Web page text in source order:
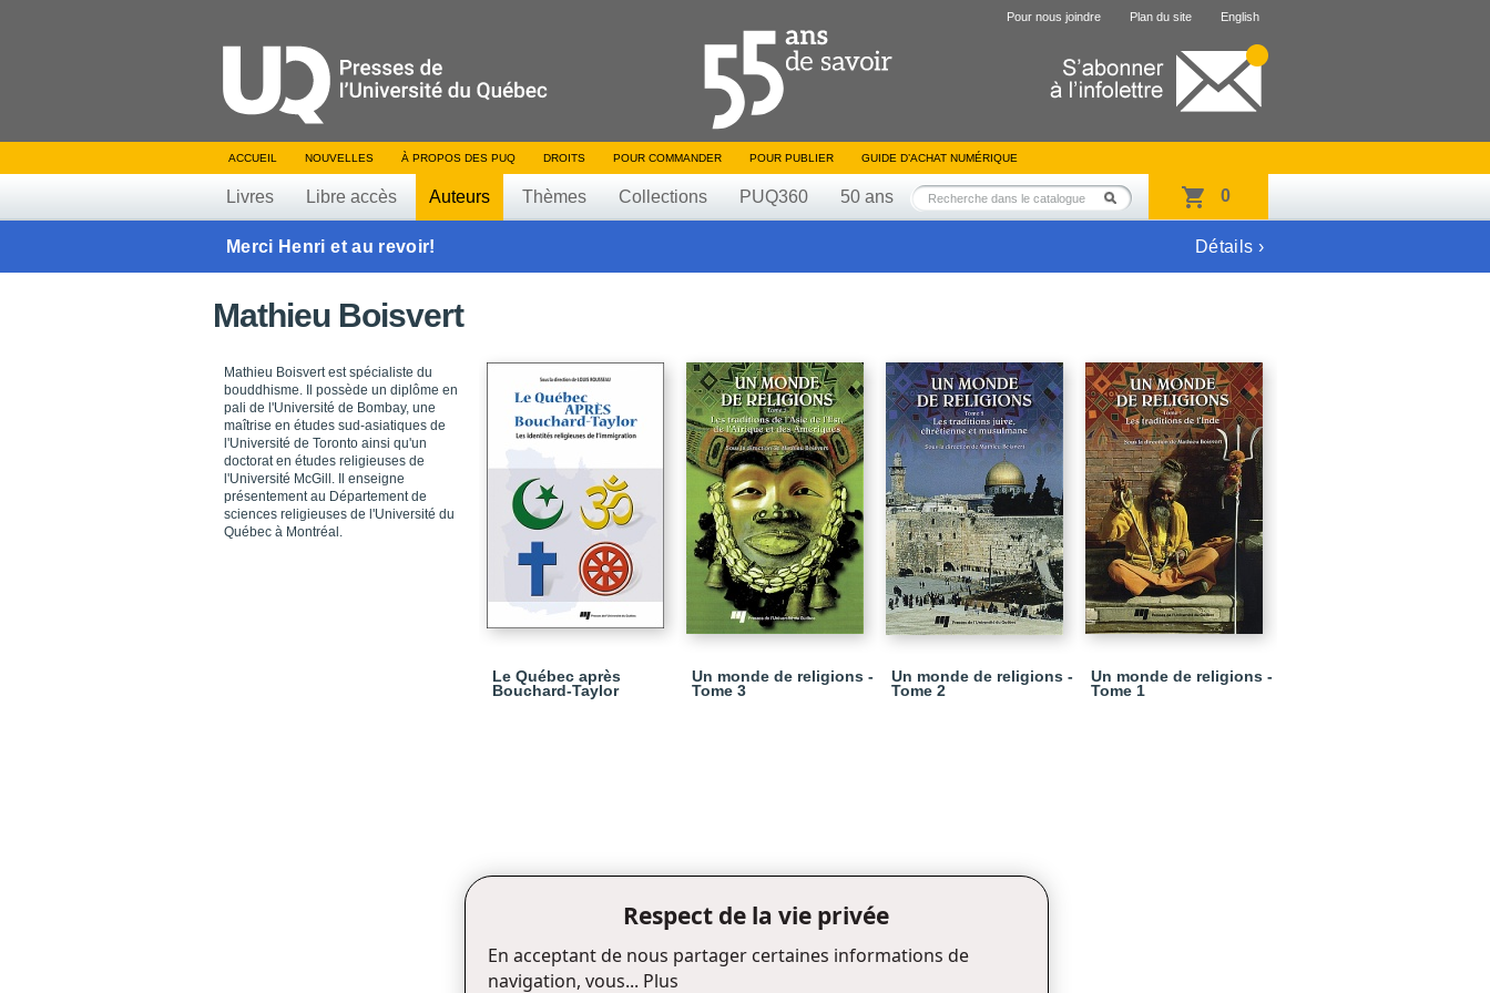
Pour nous joindre Plan du site English
ACCUEIL NOUVELLES À PROPOS DES PUQ DROITS POUR COMMANDER POUR PUBLIER GUIDE D’ACHAT NUMÉRIQUE
Livres Libre accès Auteurs Thèmes Collections PUQ360 50 ans 0
Merci Henri et au revoir! Détails ›
Mathieu Boisvert
Mathieu Boisvert est spécialiste du
bouddhisme. Il possède un diplôme en
pali de l'Université de Bombay, une
maîtrise en études sud-asiatiques de
l'Université de Toronto ainsi qu'un
doctorat en études religieuses de
l'Université McGill. Il enseigne
présentement au Département de
sciences religieuses de l'Université du
Québec à Montréal.
Le Québec après
Bouchard-Taylor
Un monde de religions -
Tome 3
Un monde de religions -
Tome 2
Un monde de religions -
Tome 1
Respect de la vie privée
En acceptant de nous partager certaines informations de
navigation, vous... Plus